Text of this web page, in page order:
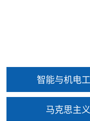
智能与机电
马克思主